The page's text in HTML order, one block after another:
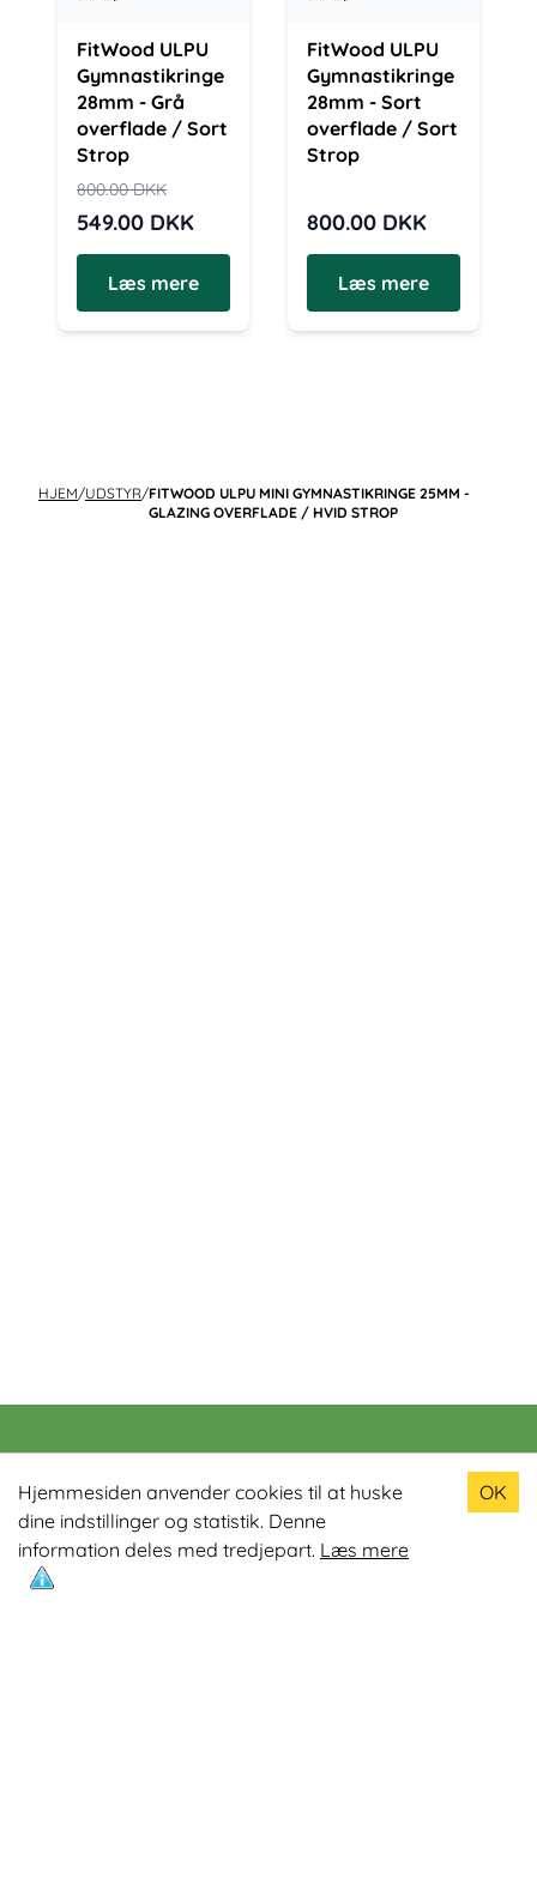
Hjemmesiden anvender cookies til at huske
dine indstillinger og statistik. Denne
information deles med tredjepart. Læs mere
OK
FitWood ULPU
Gymnastikringe
28mm - Grå
overflade / Sort
Strop
800.00DKK
549.00 DKK
Læs mere
FitWood ULPU
Gymnastikringe
28mm - Sort
overflade / Sort
Strop
800.00 DKK
Læs mere
HJEM/UDSTYR/FITWOOD ULPU MINI GYMNASTIKRINGE 25MM -
GLAZING OVERFLADE / HVID STROP
Populære produkter
Odin R900 Romaskine
Odin S900 Spinningcykel